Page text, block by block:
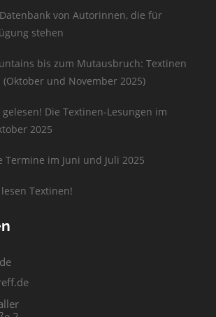
von Autorinnen, die für
stehen
bis zum Mutausbruch: Textinen
und November 2025)
Die Textinen-Lesungen im
2025
Termine im Juni und Juli 2025
Textinen!